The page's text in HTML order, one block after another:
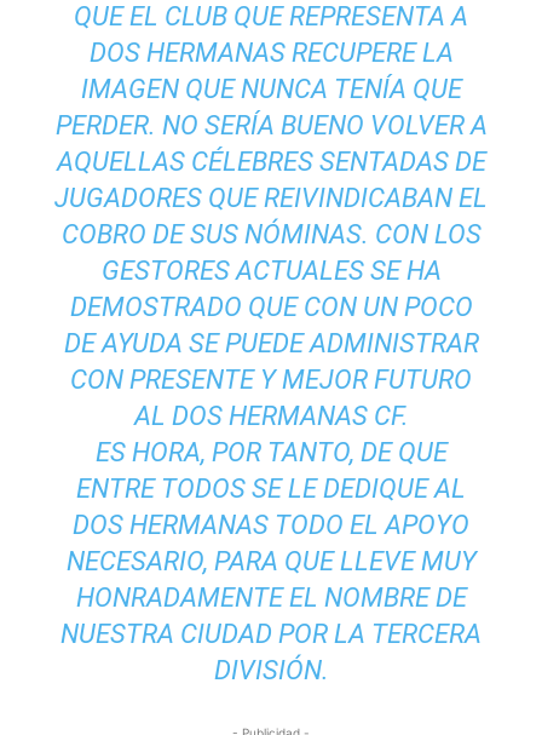
QUE EL CLUB QUE REPRESENTA A
DOS HERMANAS RECUPERE LA
IMAGEN QUE NUNCA TENÍA QUE
PERDER. NO SERÍA BUENO VOLVER A
AQUELLAS CÉLEBRES SENTADAS DE
JUGADORES QUE REIVINDICABAN EL
COBRO DE SUS NÓMINAS. CON LOS
GESTORES ACTUALES SE HA
DEMOSTRADO QUE CON UN POCO
DE AYUDA SE PUEDE ADMINISTRAR
CON PRESENTE Y MEJOR FUTURO
AL DOS HERMANAS CF.
ES HORA, POR TANTO, DE QUE
ENTRE TODOS SE LE DEDIQUE AL
DOS HERMANAS TODO EL APOYO
NECESARIO, PARA QUE LLEVE MUY
HONRADAMENTE EL NOMBRE DE
NUESTRA CIUDAD POR LA TERCERA
DIVISIÓN.